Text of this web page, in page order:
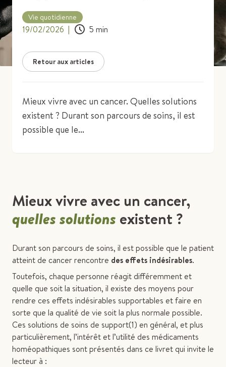
Vie quotidienne
19/02/2026 | 5 min
Retour aux articles
Mieux vivre avec un cancer. Quelles solutions
existent ? Durant son parcours de soins, il est
possible que le...
Mieux vivre avec un cancer,
quelles solutions existent ?
Durant son parcours de soins, il est possible que le patient
atteint de cancer rencontre des effets indésirables.
Toutefois, chaque personne réagit différemment et
quelle que soit la situation, il existe des moyens pour
rendre ces effets indésirables supportables et faire en
sorte que la qualité de vie soit la plus normale possible.
Ces solutions de soins de support(1) en général, et plus
particulièrement, l’intérêt et l’utilité des médicaments
homéopathiques sont présentés dans ce livret qui invite le
lecteur à :